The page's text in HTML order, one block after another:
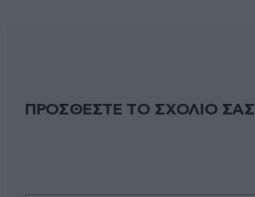
ΠΡΟΣΘΕΣΤΕ ΤΟ ΣΧΟΛΙΟ ΣΑΣ